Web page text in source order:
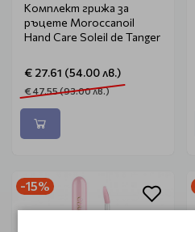
Комплект грижа за
ръцете Moroccanoil
Hand Care Soleil de Tanger
€ 27.61 (54.00 лв.)
€ 47.55 (93.00 лв.)
-15%